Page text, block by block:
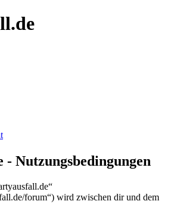
Nutzungsbedingungen
forum“) wird zwischen dir und dem